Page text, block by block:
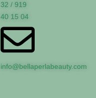
32 / 919
40 15 04
info@bellaperlabeauty.com